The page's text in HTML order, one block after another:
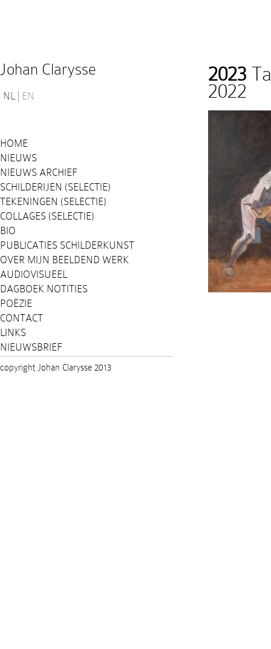
Johan Clarysse
NL EN
HOME
NIEUWS
NIEUWS ARCHIEF
SCHILDERIJEN (SELECTIE)
TEKENINGEN (SELECTIE)
COLLAGES (SELECTIE)
BIO
PUBLICATIES SCHILDERKUNST
OVER MIJN BEELDEND WERK
AUDIOVISUEEL
DAGBOEK NOTITIES
POËZIE
CONTACT
LINKS
NIEUWSBRIEF
2023
2022
copyright Johan Clarysse 2013